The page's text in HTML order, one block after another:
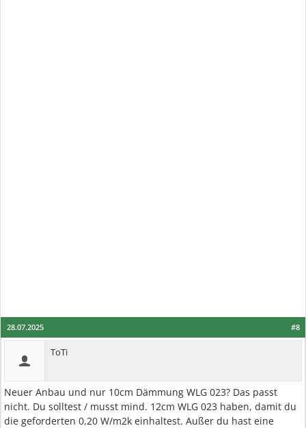
#8
28.07.2025
ToTi
Neuer Anbau und nur 10cm Dämmung WLG 023? Das passt
nicht. Du solltest / musst mind. 12cm WLG 023 haben, damit du
die geforderten 0,20 W/m2k einhaltest. Außer du hast eine